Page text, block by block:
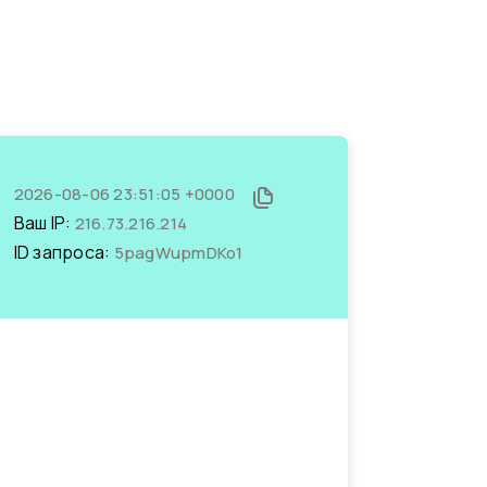
2026-08-06 23:51:05 +0000
Ваш IP: 216.73.216.214
ID запроса: 5pagWupmDKo1